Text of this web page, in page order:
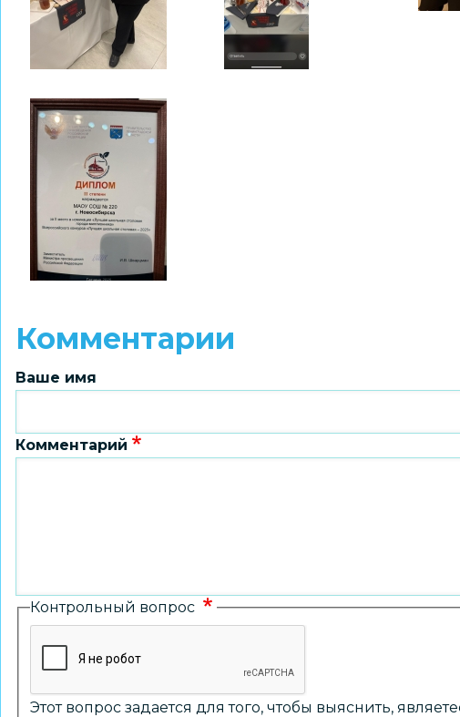
Комментарии
Ваше имя
Комментарий
Контрольный вопрос
Этот вопрос задается для того, чтобы выяснить,